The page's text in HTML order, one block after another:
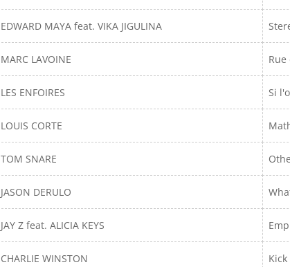
EDWARD MAYA feat. VIKA JIGULINA
MARC LAVOINE Rue
LES ENFOIRES Si
LOUIS CORTE
TOM SNARE
JASON DERULO
JAY Z feat. ALICIA KEYS
CHARLIE WINSTON